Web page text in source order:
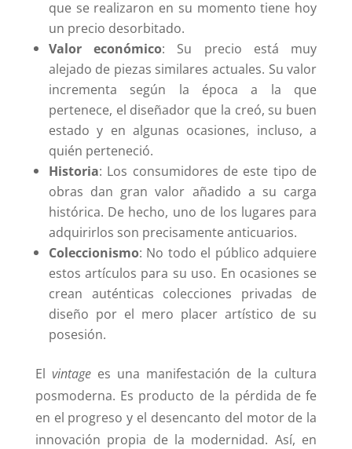
que se realizaron en su momento tiene hoy
un precio desorbitado.
Valor económico: Su precio está muy
alejado de piezas similares actuales. Su valor
incrementa según la época a la que
pertenece, el diseñador que la creó, su buen
estado y en algunas ocasiones, incluso, a
quién perteneció.
Historia: Los consumidores de este tipo de
obras dan gran valor añadido a su carga
histórica. De hecho, uno de los lugares para
adquirirlos son precisamente anticuarios.
Coleccionismo: No todo el público adquiere
estos artículos para su uso. En ocasiones se
crean auténticas colecciones privadas de
diseño por el mero placer artístico de su
posesión.
El vintagees una manifestación de la cultura
posmoderna. Es producto de la pérdida de fe
en el progreso y el desencanto del motor de la
innovación propia de la modernidad. Así, en